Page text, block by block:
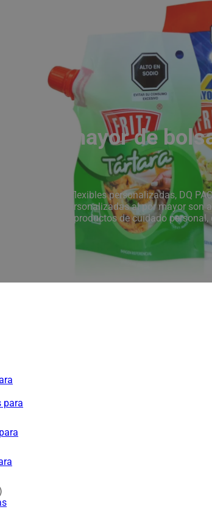
al por mayor de
de bolsas flexibles personalizadas, DQ
flexibles personalizadas al por mayor son
el envasado de productos de cuidado
para